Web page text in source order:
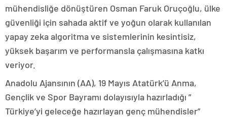
mühendisliğe dönüştüren Osman Faruk Oruçoğlu, ülke
güvenliği için sahada aktif ve yoğun olarak kullanılan
yapay zeka algoritma ve sistemlerinin kesintisiz,
yüksek başarım ve performansla çalışmasına katkı
veriyor.
Anadolu Ajansının (AA), 19 Mayıs Atatürk’ü Anma,
Gençlik ve Spor Bayramı dolayısıyla hazırladığı ”
Türkiye’yi geleceğe hazırlayan genç mühendisler”